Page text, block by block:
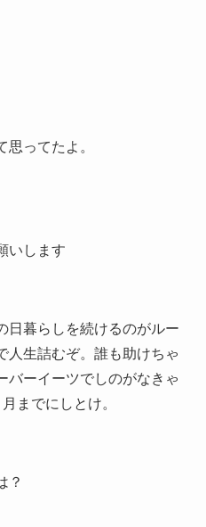
ってたよ。
いします
日暮らしを続けるのがルー
人生詰むぞ。誰も助けちゃ
バーイーツでしのがなきゃ
までにしとけ。
？